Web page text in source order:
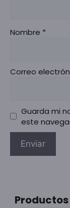
Nombre *
Correo
Guarda mi
este